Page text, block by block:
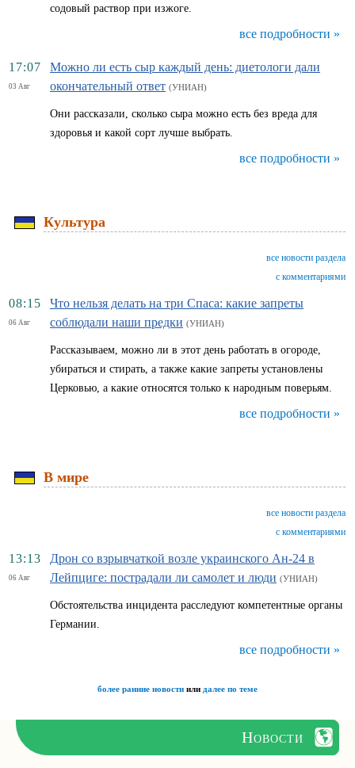
содовый раствор при изжоге.
все подробности »
17:07
03 Авг
Можно ли есть сыр каждый день: диетологи дали
окончательный ответ (УНИАН)
Они рассказали, сколько сыра можно есть без вреда для
здоровья и какой сорт лучше выбрать.
все подробности »
Культура
все новости раздела
с комментариями
08:15
06 Авг
Что нельзя делать на три Спаса: какие запреты
соблюдали наши предки (УНИАН)
Рассказываем, можно ли в этот день работать в огороде,
убираться и стирать, а также какие запреты установлены
Церковью, а какие относятся только к народным поверьям.
все подробности »
В мире
все новости раздела
с комментариями
13:13
06 Авг
Дрон со взрывчаткой возле украинского Ан-24 в
Лейпциге: пострадали ли самолет и люди (УНИАН)
Обстоятельства инцидента расследуют компетентные органы
Германии.
все подробности »
более ранние новости или далее по теме
Новости